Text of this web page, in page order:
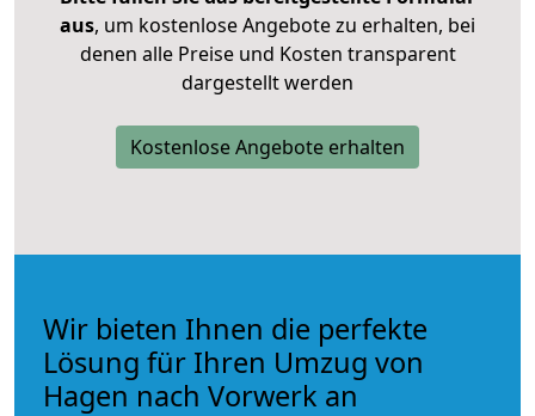
aus, um kostenlose Angebote zu erhalten, bei
denen alle Preise und Kosten transparent
dargestellt werden
Kostenlose Angebote erhalten
Wir bieten Ihnen die perfekte
Lösung für Ihren Umzug von
Hagen nach Vorwerk an